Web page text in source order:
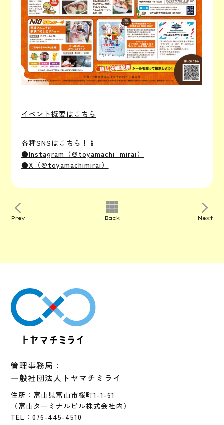
イベント概要はこちら
各種SNSはこちら！📱
●Instagram（@toyamachi_mirai）
●X（@toyamachimirai）
Prev Back Next
管理事務局：
一般社団法人トヤマチミライ
住所：富山県富山市桜町1-1-61
（富山ターミナルビル株式会社内）
TEL：076-445-4510